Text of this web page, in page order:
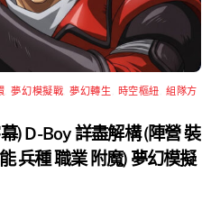
,夢幻模擬戰 ,夢幻轉生 時空樞紐 ,組隊方
) D-Boy 詳盡解構 (陣營 裝
兵種 職業 附魔) 夢幻模擬